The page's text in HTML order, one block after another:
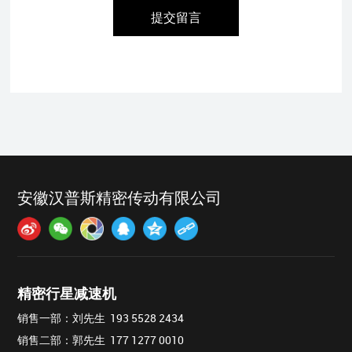
提交留言
安徽汉普斯精密传动有限公司
精密行星减速机
销售一部：刘先生 193 5528 2434
销售二部：郭先生 177 1277 0010